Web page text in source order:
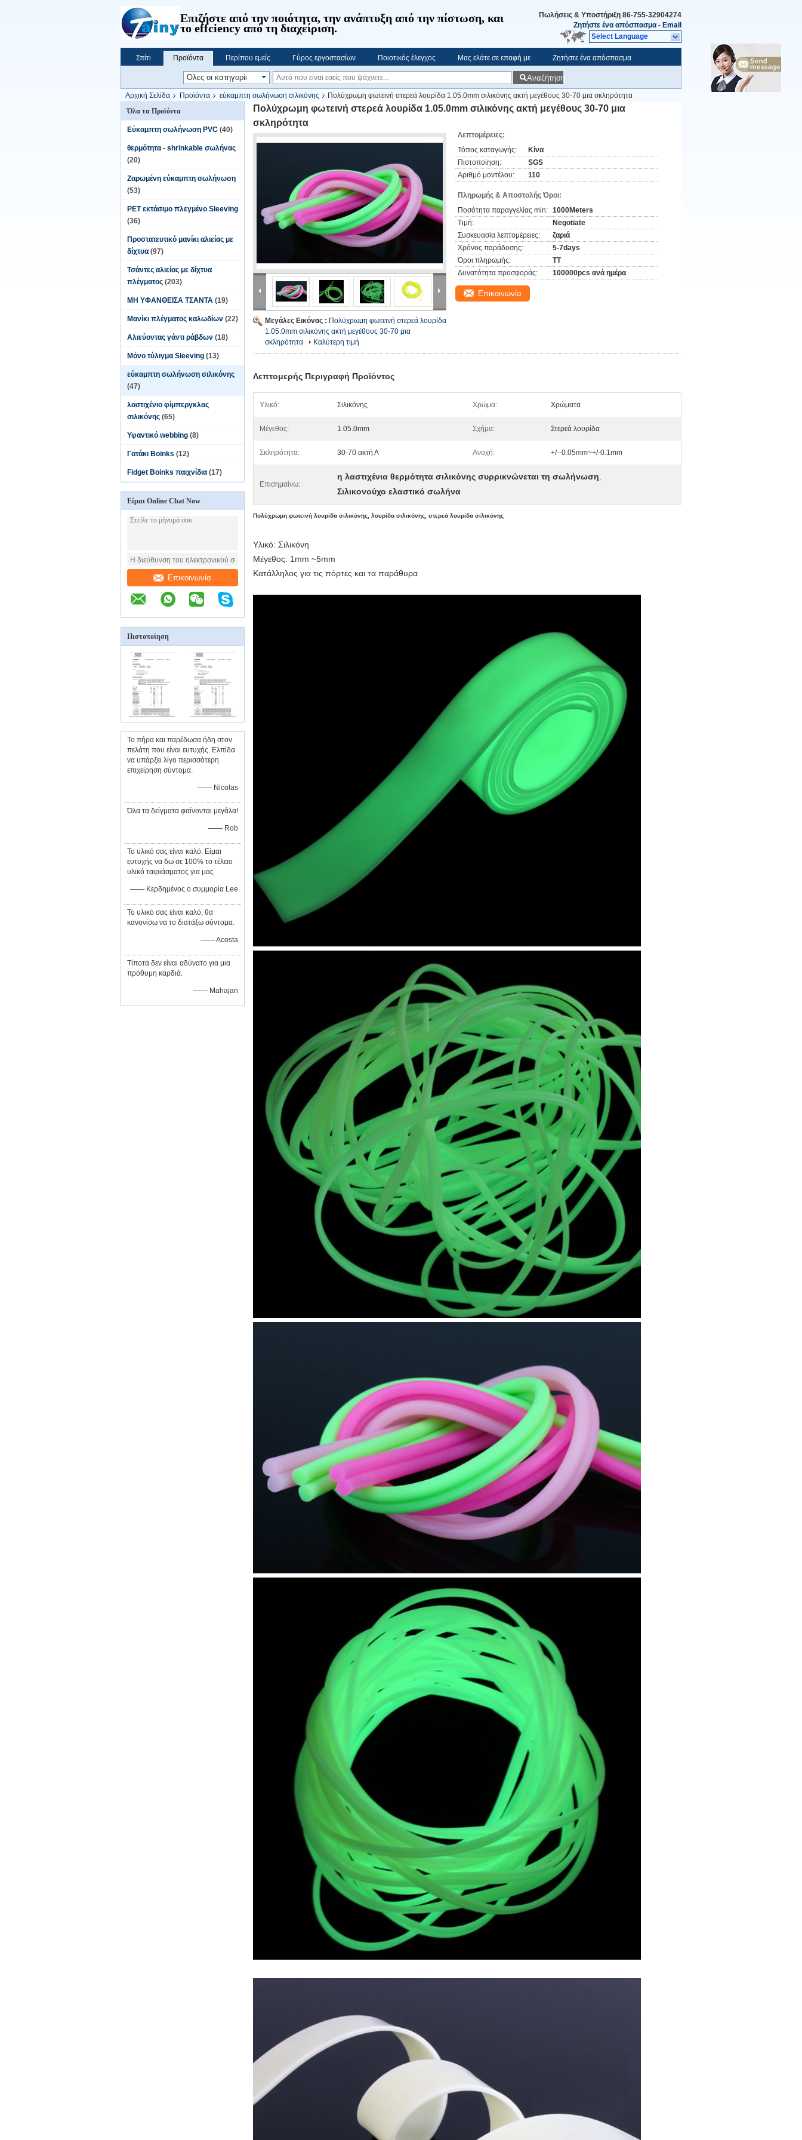
Επιζήστε από την ποιότητα, την ανάπτυξη από την πίστωση, και
το effciency από τη διαχείριση.
Πωλήσεις & Υποστήριξη 86-755-32904274
Ζητήστε ένα απόσπασμα - Email
Select Language
Σπίτι Προϊόντα Περίπου εμείς Γύρος εργοστασίων Ποιοτικός έλεγχος Μας ελάτε σε επαφή με Ζητήστε ένα απόσπασμα
Αναζήτηση
Αρχική Σελίδα Προϊόντα εύκαμπτη σωλήνωση σιλικόνης
Πολύχρωμη φωτεινή στερεά λουρίδα 1.05.0mm σιλικόνης ακτή μεγέθους 30-70 μια σκληρότητα
Όλα τα Προϊόντα
Εύκαμπτη σωλήνωση PVC (40)
θερμότητα - shrinkable σωλήνας
(20)
Ζαρωμένη εύκαμπτη σωλήνωση
(53)
PET εκτάσιμο πλεγμένο Sleeving
(36)
Προστατευτικό μανίκι αλιείας με
δίχτυα (97)
Τσάντες αλιείας με δίχτυα
πλέγματος (203)
ΜΗ ΥΦΑΝΘΕΙΣΑ ΤΣΑΝΤΑ (19)
Μανίκι πλέγματος καλωδίων (22)
Αλιεύοντας γάντι ράβδων (18)
Μόνο τύλιγμα Sleeving (13)
εύκαμπτη σωλήνωση σιλικόνης
(47)
λαστιχένιο φίμπεργκλας
σιλικόνης (65)
Υφαντικό webbing (8)
Γατάκι Boinks (12)
Fidget Boinks παιχνίδια (17)
Είμαι Online Chat Now
Επικοινωνία
Πιστοποίηση
Το πήρα και παρέδωσα ήδη στον
πελάτη που είναι ευτυχής. Ελπίδα
να υπάρξει λίγο περισσότερη
επιχείρηση σύντομα.
—— Nicolas
Όλα τα δείγματα φαίνονται μεγάλα!
—— Rob
Το υλικό σας είναι καλό. Είμαι
ευτυχής να δω σε 100% το τέλειο
υλικό ταιριάσματος για μας
—— Κερδημένος ο συμμορία Lee
Το υλικό σας είναι καλό, θα
κανονίσω να το διατάξω σύντομα.
—— Acosta
Τίποτα δεν είναι αδύνατο για μια
πρόθυμη καρδιά.
—— Mahajan
Πολύχρωμη φωτεινή στερεά λουρίδα 1.05.0mm σιλικόνης ακτή μεγέθους 30-70 μια
σκληρότητα
Μεγάλες Εικόνας : Πολύχρωμη φωτεινή στερεά λουρίδα
1.05.0mm σιλικόνης ακτή μεγέθους 30-70 μια
σκληρότητα
Καλύτερη τιμή
Λεπτομέρειες:
Τόπος καταγωγής:
Κίνα
Πιστοποίηση:
SGS
Αριθμό μοντέλου:
110
Πληρωμής & Αποστολής Όροι:
Ποσότητα παραγγελίας min: 1000Meters
Τιμή:
Negotiate
Συσκευασία λεπτομέρειες:
ζαριά
Χρόνος παράδοσης:
5-7days
Όροι πληρωμής:
TT
Δυνατότητα προσφοράς:
100000pcs ανά ημέρα
Επικοινωνία
Λεπτομερής Περιγραφή Προϊόντος
Υλικό: Σιλικόνης Χρώμα: Χρώματα
Μέγεθος: 1.05.0mm Σχήμα: Στερεά λουρίδα
Σκληρότητα: 30-70 ακτή Α Ανοχή: +/--0.05mm~+/-0.1mm
Επισημαίνω:
η λαστιχένια θερμότητα σιλικόνης συρρικνώνεται τη σωλήνωση,
Σιλικονούχο ελαστικό σωλήνα
Πολύχρωμη φωτεινή λουρίδα σιλικόνης, λουρίδα σιλικόνης, στερεά λουρίδα σιλικόνης
Υλικό: Σιλικόνη
Μέγεθος: 1mm ~5mm
Κατάλληλος για τις πόρτες και τα παράθυρα